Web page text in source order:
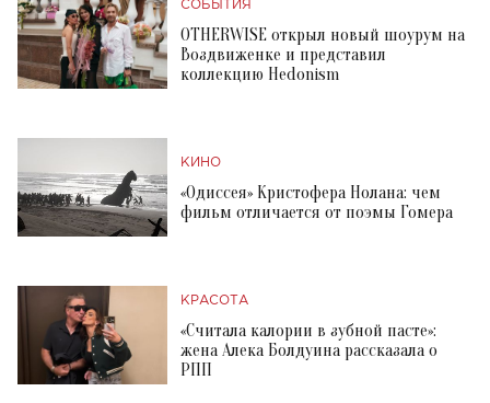
СОБЫТИЯ
OTHERWISE открыл новый шоурум на
Воздвиженке и представил
коллекцию Hedonism
КИНО
«Одиссея» Кристофера Нолана: чем
фильм отличается от поэмы Гомера
КРАСОТА
«Считала калории в зубной пасте»:
жена Алека Болдуина рассказала о
РПП